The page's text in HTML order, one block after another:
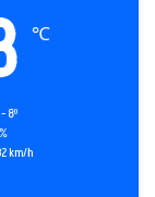
℃
8º
km/h